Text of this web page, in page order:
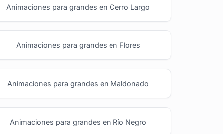
Animaciones para grandes en Cerro Largo
Animaciones para grandes en Flores
Animaciones para grandes en Maldonado
Animaciones para grandes en Río Negro